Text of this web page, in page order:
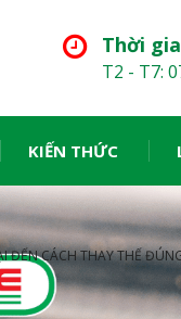
Thời
T2 - T7:
KIẾN THỨC
ĐẾN CÁCH THAY THẾ